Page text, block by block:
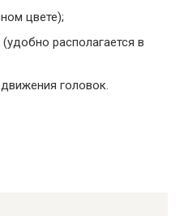
цвете);
располагается в
головок.